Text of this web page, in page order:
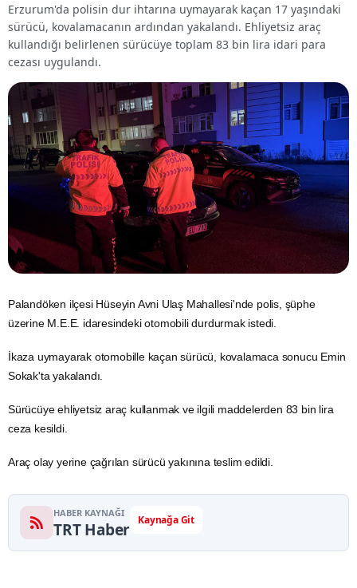
Erzurum'da polisin dur ihtarına uymayarak kaçan 17 yaşındaki
sürücü, kovalamacanın ardından yakalandı. Ehliyetsiz araç
kullandığı belirlenen sürücüye toplam 83 bin lira idari para
cezası uygulandı.
Palandöken ilçesi Hüseyin Avni Ulaş Mahallesi'nde polis, şüphe
üzerine M.E.E. idaresindeki otomobili durdurmak istedi.
İkaza uymayarak otomobille kaçan sürücü, kovalamaca sonucu Emin
Sokak'ta yakalandı.
Sürücüye ehliyetsiz araç kullanmak ve ilgili maddelerden 83 bin lira
ceza kesildi.
Araç olay yerine çağrılan sürücü yakınına teslim edildi.
HABER KAYNAĞI
TRT Haber Kaynağa Git